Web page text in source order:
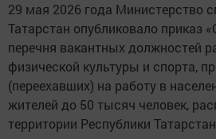
29 мая 2026 года Министерство
Татарстан опубликовало приказ
перечня вакантных должностей
физической культуры и спорта,
(переехавших) на работу в
жителей до 50 тысяч человек,
территории Республики